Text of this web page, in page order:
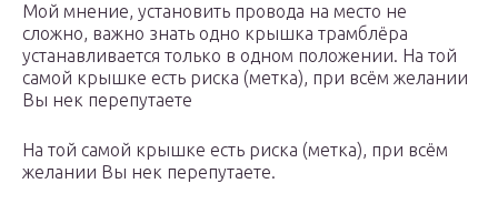
Мой мнение, установить провода на место не
сложно, важно знать одно крышка трамблёра
устанавливается только в одном положении. На той
самой крышке есть риска (метка), при всём желании
Вы нек перепутаете
На той самой крышке есть риска (метка), при всём
желании Вы нек перепутаете.